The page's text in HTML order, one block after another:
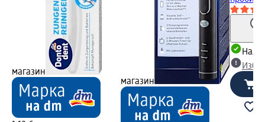
магазин
магазин